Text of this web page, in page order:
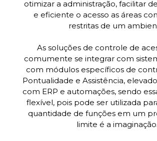
otimizar a administração, facilitar
e eficiente o acesso as áreas
restritas de um
As soluções de controle de
comumente se integrar com
com módulos específicos de
Pontualidade e Assistência,
com ERP e automações, sendo
flexível, pois pode ser utilizada
quantidade de funções em um
limite é a imaginação.